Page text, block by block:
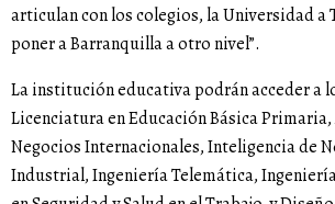
articulan con los colegios, la Universidad a
poner a Barranquilla a otro nivel”.
La institución educativa podrán acceder a
Licenciatura en Educación Básica
Negocios Internacionales, Inteligencia de
Industrial, Ingeniería Telemática,